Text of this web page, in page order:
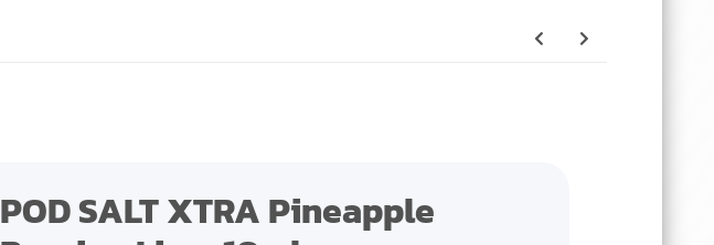
POD SALT XTRA Pineapple